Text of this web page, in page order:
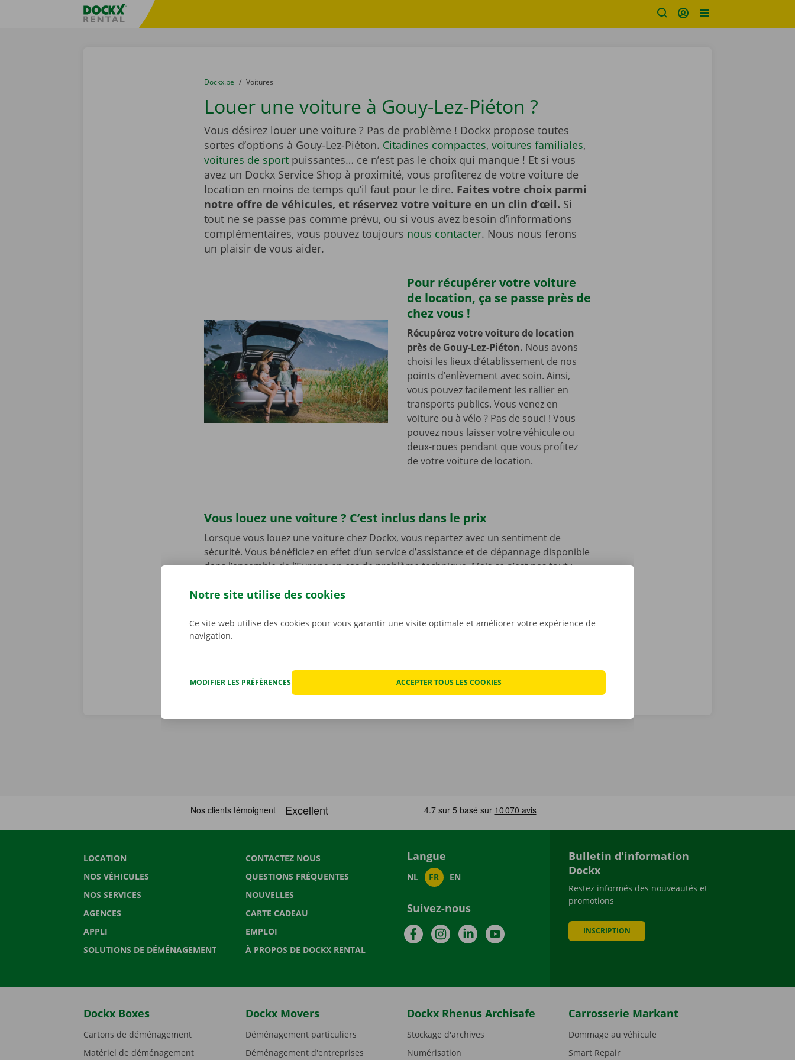
sitename
You are here:
du
Dockx.be to
Voitures
Louer une voiture à Gouy-Lez-Piéton ?
Vous désirez louer une voiture ? Pas de problème ! Dockx propose toutes
sortes d’options à Gouy-Lez-Piéton. Citadines compactes, voitures familiales,
voitures de sportpuissantes… ce n’est pas le choix qui manque ! Et si vous
avez un Dockx Service Shop à proximité, vous profiterez de votre voiture de
location en moins de temps qu’il faut pour le dire. Faites votre choix parmi
notre offre de véhicules, et réservez votre voiture en un clin d’œil. Si
tout ne se passe pas comme prévu, ou si vous avez besoin d’informations
complémentaires, vous pouvez toujours nous contacter. Nous nous ferons
un plaisir de vous aider.
Pour récupérer votre voiture
de location, ça se passe près de
chez vous !
Récupérez votre voiture de location
près de Gouy-Lez-Piéton. Nous avons
choisi les lieux d’établissement de nos
points d’enlèvement avec soin. Ainsi,
vous pouvez facilement les rallier en
transports publics. Vous venez en
voiture ou à vélo ? Pas de souci ! Vous
pouvez nous laisser votre véhicule ou
deux-roues pendant que vous profitez
de votre voiture de location.
Vous louez une voiture ? C’est inclus dans le prix
Lorsque vous louez une voiture chez Dockx, vous repartez avec un sentiment de
sécurité. Vous bénéficiez en effet d’un service d’assistance et de dépannage disponible
dans l’ensemble de l’Europe en cas de problème technique. Mais ce n’est pas tout :
début de la location. Nous constatons l’état de la voiture ensemble avant que vous
véritables priorités.
LOCATION
NOS VÉHICULES
NOS SERVICES
AGENCES
APPLI
SOLUTIONS DE DÉMÉNAGEMENT
CONTACTEZ NOUS
QUESTIONS FRÉQUENTES
NOUVELLES
CARTE CADEAU
EMPLOI
À PROPOS DE DOCKX RENTAL
Langue
NL FR EN
Suivez-nous
FacebookInstagramLinkedInYouTube
Bulletin d'information
Dockx
Restez informés des nouveautés et
promotions
INSCRIPTION
Dockx Boxes
Cartons de déménagement
Matériel de déménagement
Dockx Movers
Déménagement particuliers
Déménagement d'entreprises
Dockx Rhenus Archisafe
Stockage d'archives
Numérisation
Carrosserie Markant
Dommage au véhicule
Smart Repair
Notre site utilise des cookies
Ce site web utilise des cookies pour vous garantir une visite optimale et améliorer votre expérience de
navigation.
MODIFIER LES PRÉFÉRENCES ACCEPTER TOUS LES COOKIES